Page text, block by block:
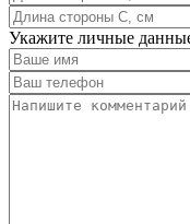
Укажите личные